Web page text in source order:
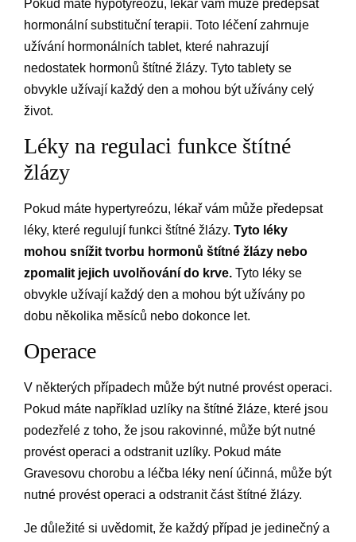
Pokud máte hypotyreózu, lékař vám může předepsat
hormonální substituční terapii. Toto léčení zahrnuje
užívání hormonálních tablet, které nahrazují
nedostatek hormonů štítné žlázy. Tyto tablety se
obvykle užívají každý den a mohou být užívány celý
život.
Léky na regulaci funkce štítné
žlázy
Pokud máte hypertyreózu, lékař vám může předepsat
léky, které regulují funkci štítné žlázy. Tyto léky
mohou snížit tvorbu hormonů štítné žlázy nebo
zpomalit jejich uvolňování do krve. Tyto léky se
obvykle užívají každý den a mohou být užívány po
dobu několika měsíců nebo dokonce let.
Operace
V některých případech může být nutné provést operaci.
Pokud máte například uzlíky na štítné žláze, které jsou
podezřelé z toho, že jsou rakovinné, může být nutné
provést operaci a odstranit uzlíky. Pokud máte
Gravesovu chorobu a léčba léky není účinná, může být
nutné provést operaci a odstranit část štítné žlázy.
Je důležité si uvědomit, že každý případ je jedinečný a